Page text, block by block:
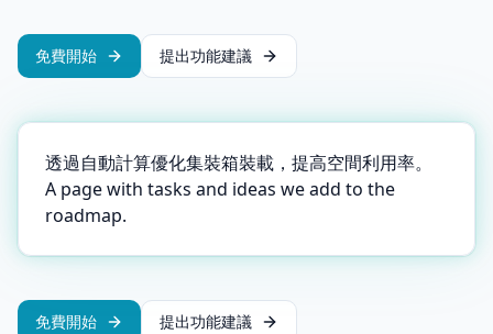
免費開始 提出功能建議
透過自動計算優化集裝箱裝載，提高空間利用率。
A page with tasks and ideas we add to the
roadmap.
免費開始 提出功能建議